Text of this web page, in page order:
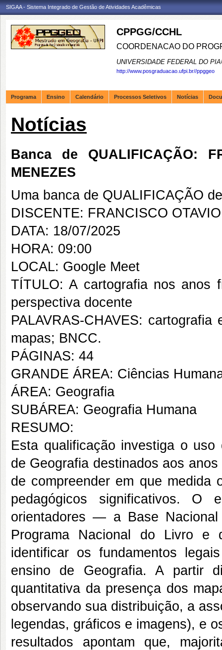
SIGAA - Sistema Integrado de Gestão de Atividades Acadêmicas
CPPGG/CCHL
COORDENACAO DO
UNIVERSIDADE FEDERAL DO
http://www.posgraduacao.ufpi.br//ppggeo
Programa Ensino Calendário Processos Seletivos Notícias
Notícias
Banca de QUALIFICAÇÃO:
MENEZES
Uma banca de QUALIFICAÇÃO
DISCENTE: FRANCISCO
DATA: 18/07/2025
HORA: 09:00
LOCAL: Google Meet
TÍTULO: A cartografia nos anos
perspectiva docente
PALAVRAS-CHAVES:
mapas; BNCC.
PÁGINAS: 44
GRANDE ÁREA: Ciências
ÁREA: Geografia
SUBÁREA: Geografia Humana
RESUMO:
Esta qualificação investiga o
de Geografia destinados aos
de compreender em que medida
pedagógicos significativos. O
orientadores — a Base
Programa Nacional do Livro e
identificar os fundamentos
ensino de Geografia. A partir
quantitativa da presença dos
observando sua distribuição, a
legendas, gráficos e imagens), e
resultados apontam que,